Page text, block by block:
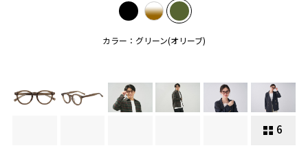
カラー：グリーン(オリーブ)
6